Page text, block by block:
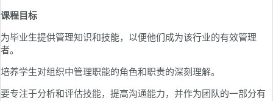
课程目标
为毕业生提供管理知识和技能，以便他们成为该行业的有效管理
者。
培养学生对组织中管理职能的角色和职责的深刻理解。
要专注于分析和评估技能，提高沟通能力，并作为团队的一部分有